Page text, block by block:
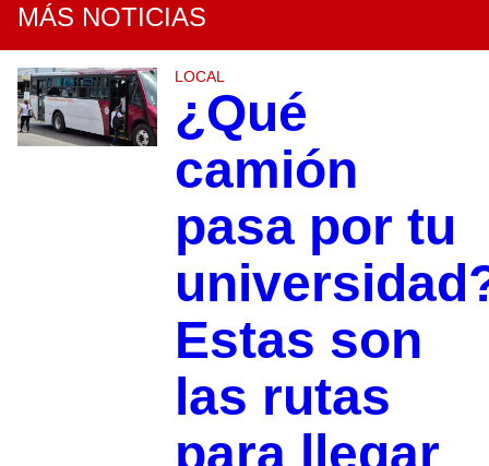
MÁS NOTICIAS
LOCAL
¿Qué
camión
pasa por tu
Estas son
las rutas
para llegar